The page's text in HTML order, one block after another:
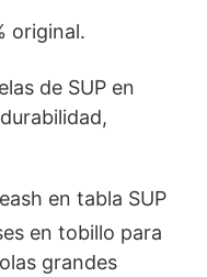
original.
de SUP en
en tobillo para
grandes